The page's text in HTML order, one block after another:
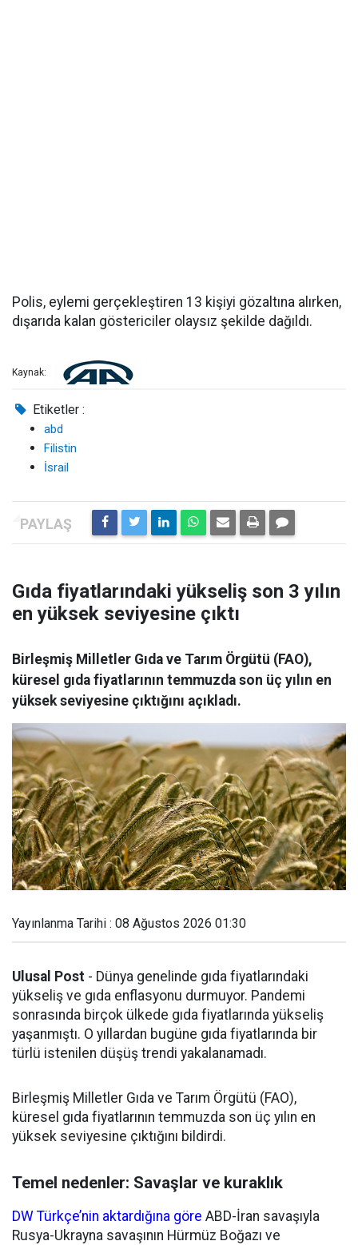
Polis, eylemi gerçekleştiren 13 kişiyi gözaltına alırken,
dışarıda kalan göstericiler olaysız şekilde dağıldı.
Kaynak:
Etiketler :
abd
Filistin
İsrail
Gıda fiyatlarındaki yükseliş son 3 yılın
en yüksek seviyesine çıktı
Birleşmiş Milletler Gıda ve Tarım Örgütü (FAO),
küresel gıda fiyatlarının temmuzda son üç yılın en
yüksek seviyesine çıktığını açıkladı.
Yayınlanma Tarihi : 08 Ağustos 2026 01:30
Ulusal Post - Dünya genelinde gıda fiyatlarındaki
yükseliş ve gıda enflasyonu durmuyor. Pandemi
sonrasında birçok ülkede gıda fiyatlarında yükseliş
yaşanmıştı. O yıllardan bugüne gıda fiyatlarında bir
türlü istenilen düşüş trendi yakalanamadı.
Birleşmiş Milletler Gıda ve Tarım Örgütü (FAO),
küresel gıda fiyatlarının temmuzda son üç yılın en
yüksek seviyesine çıktığını bildirdi.
Temel nedenler: Savaşlar ve kuraklık
DW Türkçe’nin aktardığına göre ABD-İran savaşıyla
Rusya-Ukrayna savaşının Hürmüz Boğazı ve